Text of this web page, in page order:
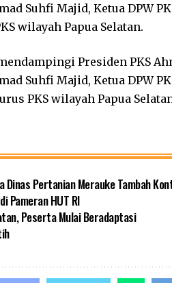
Suhfi Majid, Ketua DPW
wilayah Papua Selatan.
Presiden PKS
Suhfi Majid, Ketua DPW
PKS wilayah Papua
Dinas Pertanian Merauke Tambah
Pameran HUT RI
Peserta Mulai Beradaptasi